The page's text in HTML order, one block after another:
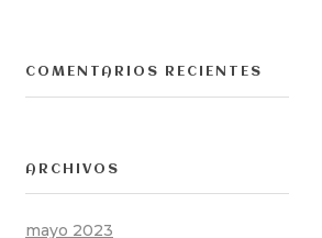
COMENTARIOS RECIENTES
ARCHIVOS
mayo 2023